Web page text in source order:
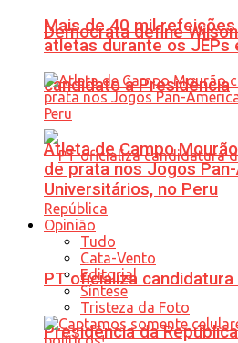
Democrata define
candidato à Presidência
PT oficializa candidatura
Presidência da República
Mais de 40 mil
atletas durante os JEPs
Atleta de Campo
de prata nos Jogos
Universitários, no Peru
Opinião
Tudo
Cata-Vento
Editorial
Síntese
Tristeza da Foto